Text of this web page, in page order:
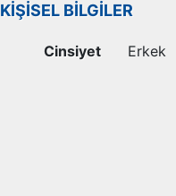
KİŞİSEL BİLGİLER
Cinsiyet Erkek